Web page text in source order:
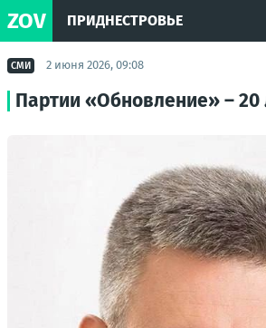
ZOV ПРИДНЕСТРОВЬЕ
СМИ 2 июня 2026, 09:08
Партии «Обновление» – 20